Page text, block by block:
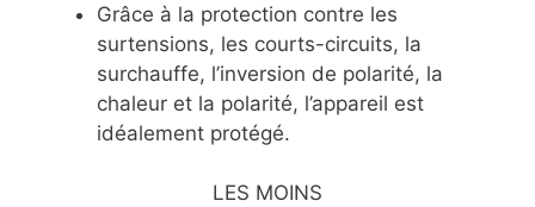
Grâce à la protection contre les
surtensions, les courts-circuits, la
surchauffe, l’inversion de polarité, la
chaleur et la polarité, l’appareil est
idéalement protégé.
LES MOINS